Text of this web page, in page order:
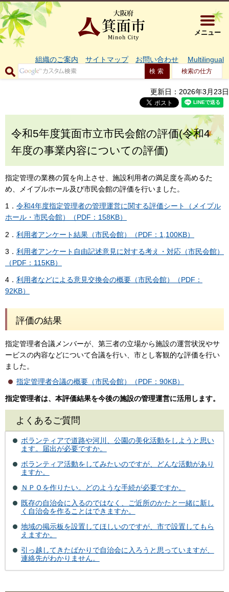
大阪府箕
メニュー
組織のご案内 サイトマップ お問い合わせ Multilingual
検索の仕方
更新日：2026年3月23日
令和5年度箕面市立市民会館の評価(令和4
年度の事業内容についての評価)
指定管理の業務の質を向上させ、施設利用者の満足度を高めるた
め、メイプルホール及び市民会館の評価を行いました。
1． 令和4年度指定管理者の管理運営に関する評価シート（メイプル
ホール・市民会館）（PDF：158KB）
2． 利用者アンケート結果（市民会館）（PDF：1,100KB）
3． 利用者アンケート自由記述意見に対する考え・対応（市民会館）
（PDF：115KB）
4． 利用者などによる意見交換会の概要（市民会館）（PDF：
92KB）
評価の結果
指定管理者合議メンバーが、第三者の立場から施設の運営状況やサ
ービスの内容などについて合議を行い、市とし客観的な評価を行い
ました。
指定管理者合議の概要（市民会館）（PDF：90KB）
指定管理者は、本評価結果を今後の施設の管理運営に活用します。
よくあるご質問
ボランティアで道路や河川、公園の美化活動をしようと思い
ます。届出が必要ですか。
ボランティア活動をしてみたいのですが、どんな活動があり
ますか。
ＮＰＯを作りたい。どのような手続が必要ですか。
既存の自治会に入るのではなく、ご近所のかたと一緒に新し
く自治会を作ることはできますか。
地域の掲示板を設置してほしいのですが、市で設置してもら
えますか。
引っ越してきたばかりで自治会に入ろうと思っていますが、
連絡先がわかりません。